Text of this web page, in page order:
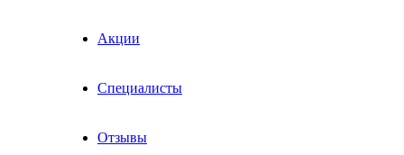
Акции
Специалисты
Отзывы